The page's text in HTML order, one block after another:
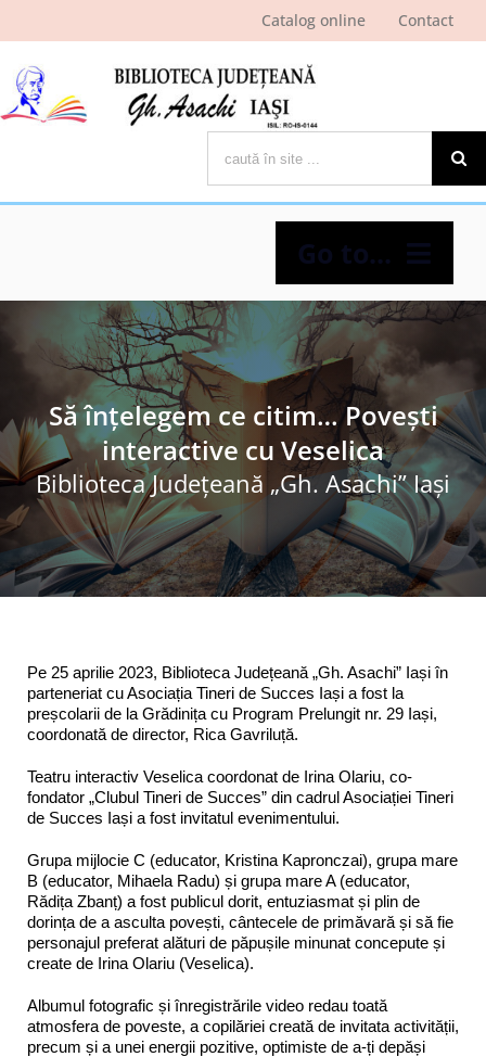
Catalog online Contact
Go to...
Despre bibliotecă
Pagina cititorului
Ştiri şi evenimente
Programe şi proiecte
Interes public
Să înțelegem ce citim… Povești
interactive cu Veselica
Biblioteca Judeţeană „Gh. Asachi” Iaşi
Pe 25 aprilie 2023, Biblioteca Județeană „Gh. Asachi” Iași în
parteneriat cu Asociația Tineri de Succes Iași a fost la
preșcolarii de la Grădinița cu Program Prelungit nr. 29 Iași,
coordonată de director, Rica Gavriluță.
Teatru interactiv Veselica coordonat de Irina Olariu, co-
fondator „Clubul Tineri de Succes” din cadrul Asociației Tineri
de Succes Iași a fost invitatul evenimentului.
Grupa mijlocie C (educator, Kristina Kapronczai), grupa mare
B (educator, Mihaela Radu) și grupa mare A (educator,
Rădița Zbanț) a fost publicul dorit, entuziasmat și plin de
dorința de a asculta povești, cântecele de primăvară și să fie
personajul preferat alături de păpușile minunat concepute și
create de Irina Olariu (Veselica).
Albumul fotografic și înregistrările video redau toată
atmosfera de poveste, a copilăriei creată de invitata activității,
precum și a unei energii pozitive, optimiste de a-ți depăși